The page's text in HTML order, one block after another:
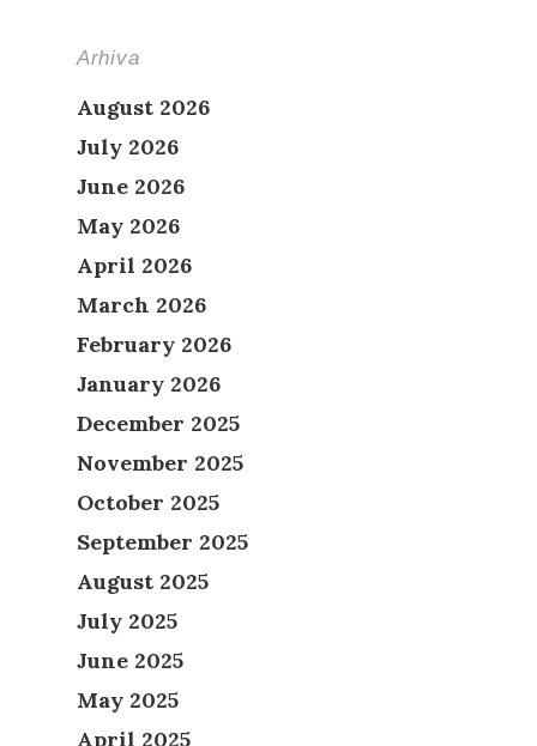
Arhiva
August 2026
July 2026
June 2026
May 2026
April 2026
March 2026
February 2026
January 2026
December 2025
November 2025
October 2025
September 2025
August 2025
July 2025
June 2025
May 2025
April 2025